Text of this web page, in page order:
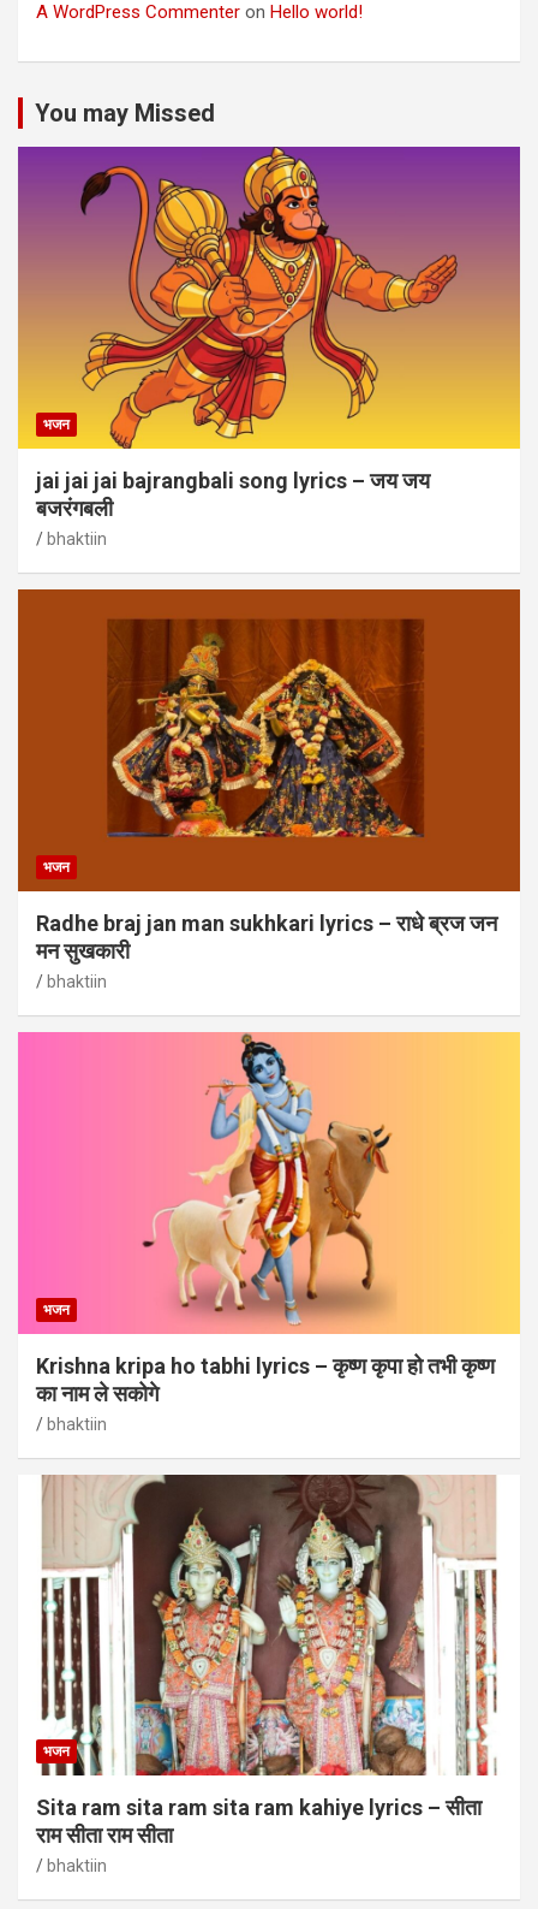
A WordPress Commenter on Hello world!
You may Missed
भजन
jai jai jai bajrangbali song lyrics – जय जय
बजरंगबली
bhaktiin
भजन
Radhe braj jan man sukhkari lyrics – राधे ब्रज जन
मन सुखकारी
bhaktiin
भजन
Krishna kripa ho tabhi lyrics – कृष्ण कृपा हो तभी कृष्ण
का नाम ले सकोगे
bhaktiin
भजन
Sita ram sita ram sita ram kahiye lyrics – सीता
राम सीता राम सीता
bhaktiin